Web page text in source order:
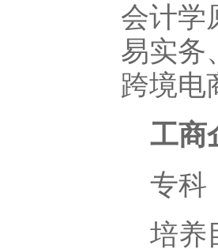
会计学
易实务
跨境电
工商
专科
培养